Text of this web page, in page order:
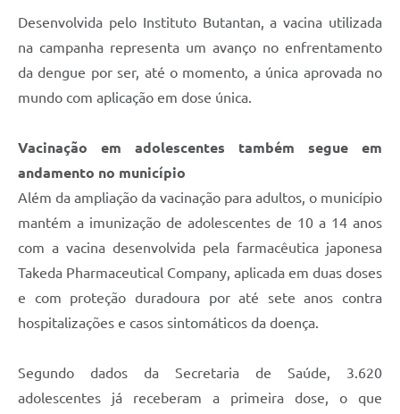
Desenvolvida pelo Instituto Butantan, a vacina utilizada
na campanha representa um avanço no enfrentamento
da dengue por ser, até o momento, a única aprovada no
mundo com aplicação em dose única.
Vacinação em adolescentes também segue em
andamento no município
Além da ampliação da vacinação para adultos, o município
mantém a imunização de adolescentes de 10 a 14 anos
com a vacina desenvolvida pela farmacêutica japonesa
Takeda Pharmaceutical Company, aplicada em duas doses
e com proteção duradoura por até sete anos contra
hospitalizações e casos sintomáticos da doença.
Segundo dados da Secretaria de Saúde, 3.620
adolescentes já receberam a primeira dose, o que